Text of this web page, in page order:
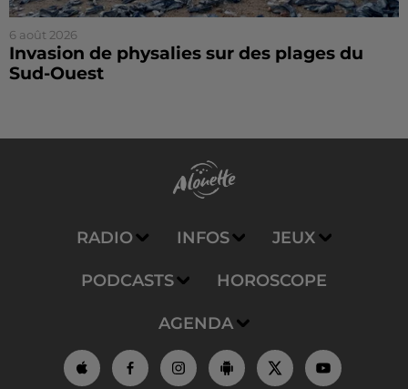
6 août 2026
Invasion de physalies sur des plages du
Sud-Ouest
RADIO INFOS JEUX
PODCASTS HOROSCOPE
AGENDA